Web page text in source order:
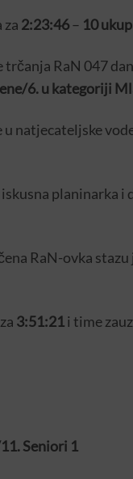
2:23:46– 10
trčanja RaN 047
6. u kategoriji
natjecateljske
planinarka
RaN-ovka stazu
3:51:21i time
Seniori 1